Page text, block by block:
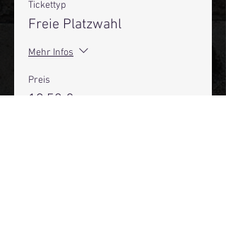
Tickettyp
Freie Platzwahl
Mehr Infos
Preis
19,50 €